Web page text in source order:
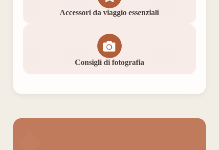
Accessori da viaggio essenziali
Consigli di fotografia